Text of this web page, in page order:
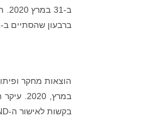
ברבעון שהסתיים ב-31 במרץ 2020.
בקשות לאישור ה-IND, והפחתה של 0.2 מיליון דולר בהוצאות הקשורות לניסויים הקליניים ב-EB613, כולל חומרים ועלויות יצור.